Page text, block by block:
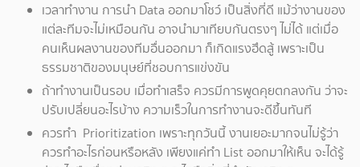
เวลาทำงาน การนำ Data ออกมาโชว์ เป็นสิ่งที่ดี แม้ว่างานของ
แต่ละทีมจะไม่เหมือนกัน อาจนำมาเทียบกันตรงๆ ไม่ได้ แต่เมื่อ
คนเห็นผลงานของทีมอื่นออกมา ก็เกิดแรงฮึดสู้ เพราะเป็น
ธรรมชาติของมนุษย์ที่ชอบการแข่งขัน
ถ้าทำงานเป็นรอบ เมื่อทำเสร็จ ควรมีการพูดคุยตกลงกัน ว่าจะ
ปรับเปลี่ยนอะไรบ้าง ความเร็วในการทำงานจะดีขึ้นทันที
ควรทำ Prioritization เพราะทุกวันนี้ งานเยอะมากจนไม่รู้ว่า
ควรทำอะไรก่อนหรือหลัง เพียงแค่ทำ List ออกมาให้เห็น จะได้รู้